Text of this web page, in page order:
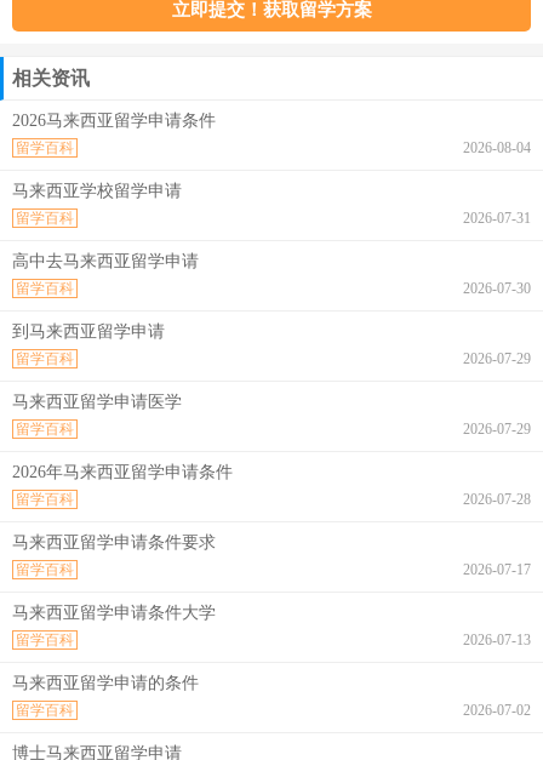
相关资讯
2026马来西亚留学申请条件
2026-08-04
留学百科
马来西亚学校留学申请
2026-07-31
留学百科
高中去马来西亚留学申请
2026-07-30
留学百科
到马来西亚留学申请
2026-07-29
留学百科
马来西亚留学申请医学
2026-07-29
留学百科
2026年马来西亚留学申请条件
2026-07-28
留学百科
马来西亚留学申请条件要求
2026-07-17
留学百科
马来西亚留学申请条件大学
2026-07-13
留学百科
马来西亚留学申请的条件
2026-07-02
留学百科
博士马来西亚留学申请